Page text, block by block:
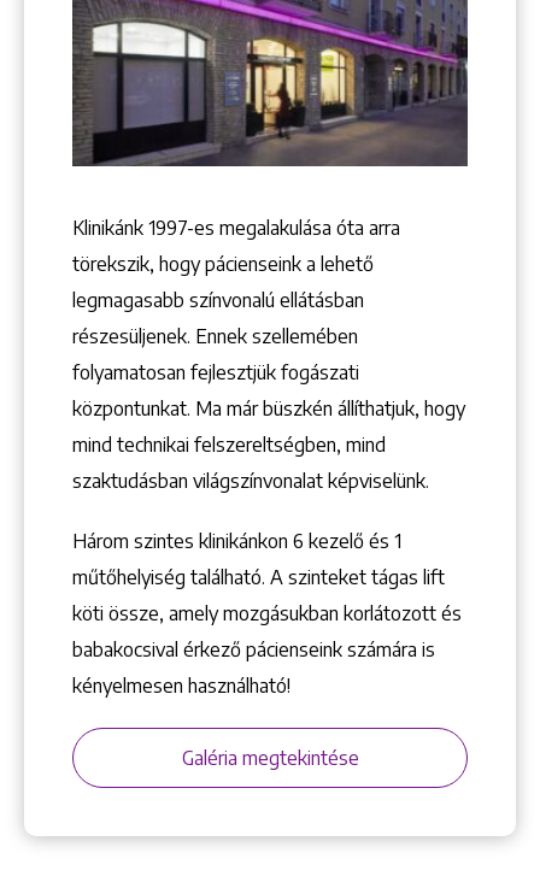
+36 1 222 7250
+36 1 222 9150
1148 Budapest, Örs vezér tere 2.
Keresés
Klinikánk 1997-­es megalakulása óta arra
törekszik, hogy pácienseink a lehető
legmagasabb színvonalú ellátásban
részesüljenek. Ennek szellemében
folyamatosan fejlesztjük fogászati
központunkat. Ma már büszkén állíthatjuk, hogy
mind technikai felszereltségben, mind
szaktudásban világszínvonalat képviselünk.
Három szintes klinikánkon 6 kezelő ­és 1
műtőhelyiség található. A szinteket tágas lift
köti össze, amely mozgásukban korlátozott és
babakocsival érkező pácienseink számára is
kényelmesen használható!
Galéria megtekintése